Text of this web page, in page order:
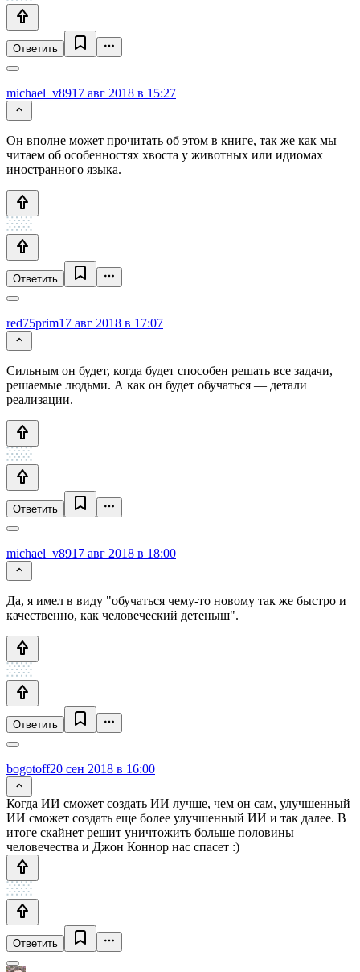
Ответить
michael_v8917 авг 2018 в 15:27
Он вполне может прочитать об этом в книге, так же как мы
читаем об особенностях хвоста у животных или идиомах
иностранного языка.
Ответить
red75prim17 авг 2018 в 17:07
Сильным он будет, когда будет способен решать все задачи,
решаемые людьми. А как он будет обучаться — детали
реализации.
Ответить
michael_v8917 авг 2018 в 18:00
Да, я имел в виду "обучаться чему-то новому так же быстро и
качественно, как человеческий детеныш".
Ответить
bogotoff20 сен 2018 в 16:00
Когда ИИ сможет создать ИИ лучше, чем он сам, улучшенный
ИИ сможет создать еще более улучшенный ИИ и так далее. В
итоге скайнет решит уничтожить больше половины
человечества и Джон Коннор нас спасет :)
Ответить